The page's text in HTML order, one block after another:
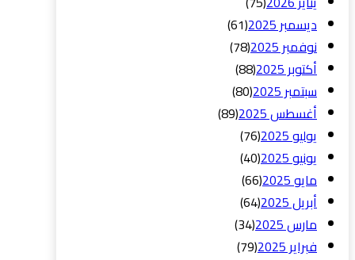
ديسمبر 2025
(61)
نوفمبر 2025
(78)
أكتوبر 2025
(88)
سبتمبر 2025
(80)
أغسطس 2025
(89)
يوليو 2025
(76)
يونيو 2025
(40)
مايو 2025
(66)
أبريل 2025
(64)
مارس 2025
(34)
فبراير 2025
(79)